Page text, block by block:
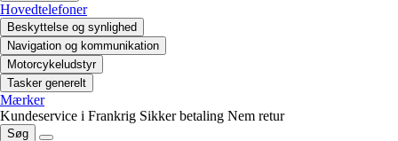
Hovedtelefoner
Beskyttelse og synlighed
Navigation og kommunikation
Motorcykeludstyr
Tasker generelt
Mærker
Kundeservice i Frankrig Sikker betaling Nem retur
Søg